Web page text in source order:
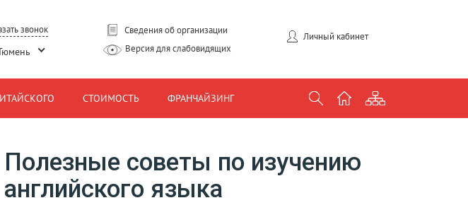
звонок
Сведения об организации
Версия для слабовидящих
Личный кабинет
СТОИМОСТЬ ФРАНЧАЙЗИНГ
Полезные советы по изучению
английского языка